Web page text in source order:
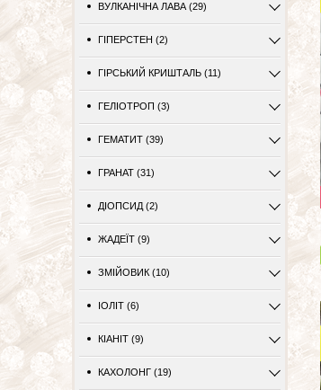
ВУЛКАНІЧНА ЛАВА (29)
ГІПЕРСТЕН (2)
ГІРСЬКИЙ КРИШТАЛЬ (11)
ГЕЛІОТРОП (3)
ГЕМАТИТ (39)
ГРАНАТ (31)
ДІОПСИД (2)
ЖАДЕЇТ (9)
ЗМІЙОВИК (10)
ІОЛІТ (6)
КІАНІТ (9)
КАХОЛОНГ (19)